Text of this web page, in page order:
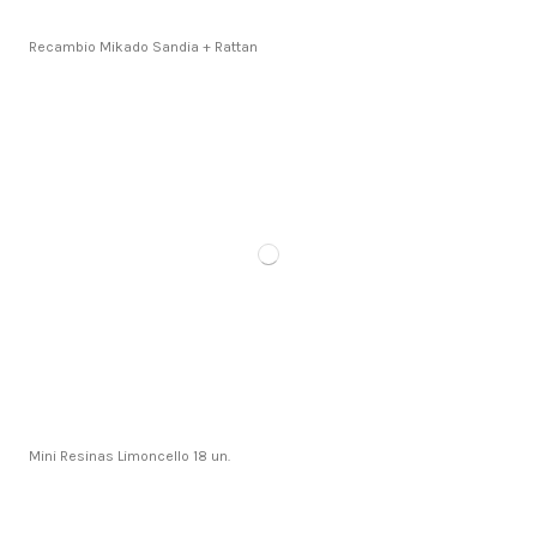
Recambio Mikado Sandia + Rattan
Mini Resinas Limoncello 18 un.